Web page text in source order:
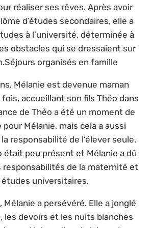
réaliser ses rêves. Après avoir
d’études secondaires, elle a
à l’université, déterminée à
obstacles qui se dressaient sur
organisés en famille
Mélanie est devenue maman
accueillant son fils Théo dans
de Théo a été un moment de
Mélanie, mais cela a aussi
responsabilité de l’élever seule.
était peu présent et Mélanie a dû
responsabilités de la maternité et
études universitaires.
Mélanie a persévéré. Elle a jonglé
les devoirs et les nuits blanches